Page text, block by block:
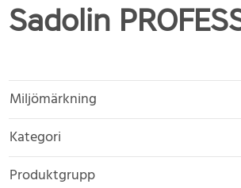
Sadolin
Miljömärkning
Kategori
Produktgrupp